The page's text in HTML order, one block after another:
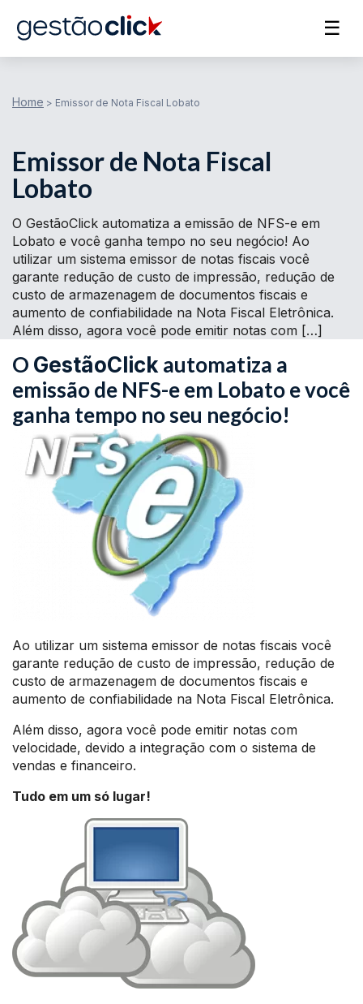
☰
Home > Emissor de Nota Fiscal Lobato
Emissor de Nota Fiscal
Lobato
O GestãoClick automatiza a emissão de NFS-e em
Lobato e você ganha tempo no seu negócio! Ao
utilizar um sistema emissor de notas fiscais você
garante redução de custo de impressão, redução de
custo de armazenagem de documentos fiscais e
aumento de confiabilidade na Nota Fiscal Eletrônica.
Além disso, agora você pode emitir notas com […]
O GestãoClick automatiza a
emissão de NFS-e em Lobato e você
ganha tempo no seu negócio!
Ao utilizar um sistema emissor de notas fiscais você
garante redução de custo de impressão, redução de
custo de armazenagem de documentos fiscais e
aumento de confiabilidade na Nota Fiscal Eletrônica.
Além disso, agora você pode emitir notas com
velocidade, devido a integração com o sistema de
vendas e financeiro.
Tudo em um só lugar!